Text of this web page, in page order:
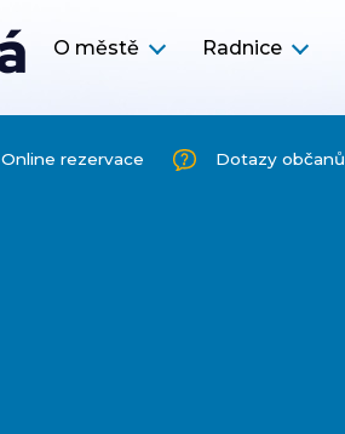
O městě Radnice
Online rezervace Dotazy občanů